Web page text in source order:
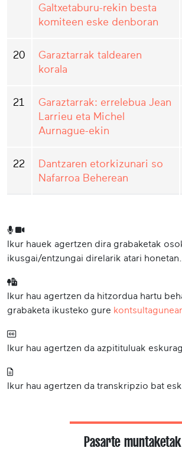
Galtxetaburu-rekin besta
komiteen eske denboran
20
Garaztarrak taldearen
korala
21
Garaztarrak: errelebua Jean
Larrieu eta Michel
Aurnague-ekin
22
Dantzaren etorkizunari so
Nafarroa Beherean
Ikur hauek agertzen dira grabaketak
ikusgai/entzungai direlarik atari honetan.
Ikur hau agertzen da hitzordua hartu
grabaketa ikusteko gure
Ikur hau agertzen da azpitituluak
Ikur hau agertzen da transkripzio bat
Pasarte muntaketak